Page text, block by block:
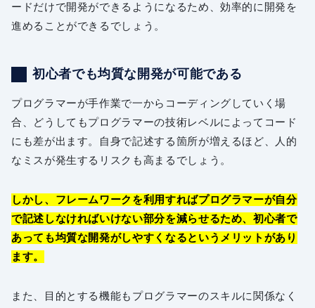
ードだけで開発ができるようになるため、効率的に開発を
進めることができるでしょう。
初心者でも均質な開発が可能である
プログラマーが手作業で一からコーディングしていく場
合、どうしてもプログラマーの技術レベルによってコード
にも差が出ます。自身で記述する箇所が増えるほど、人的
なミスが発生するリスクも高まるでしょう。
しかし、フレームワークを利用すればプログラマーが自分
で記述しなければいけない部分を減らせるため、初心者で
あっても均質な開発がしやすくなるというメリットがあり
ます。
また、目的とする機能もプログラマーのスキルに関係なく